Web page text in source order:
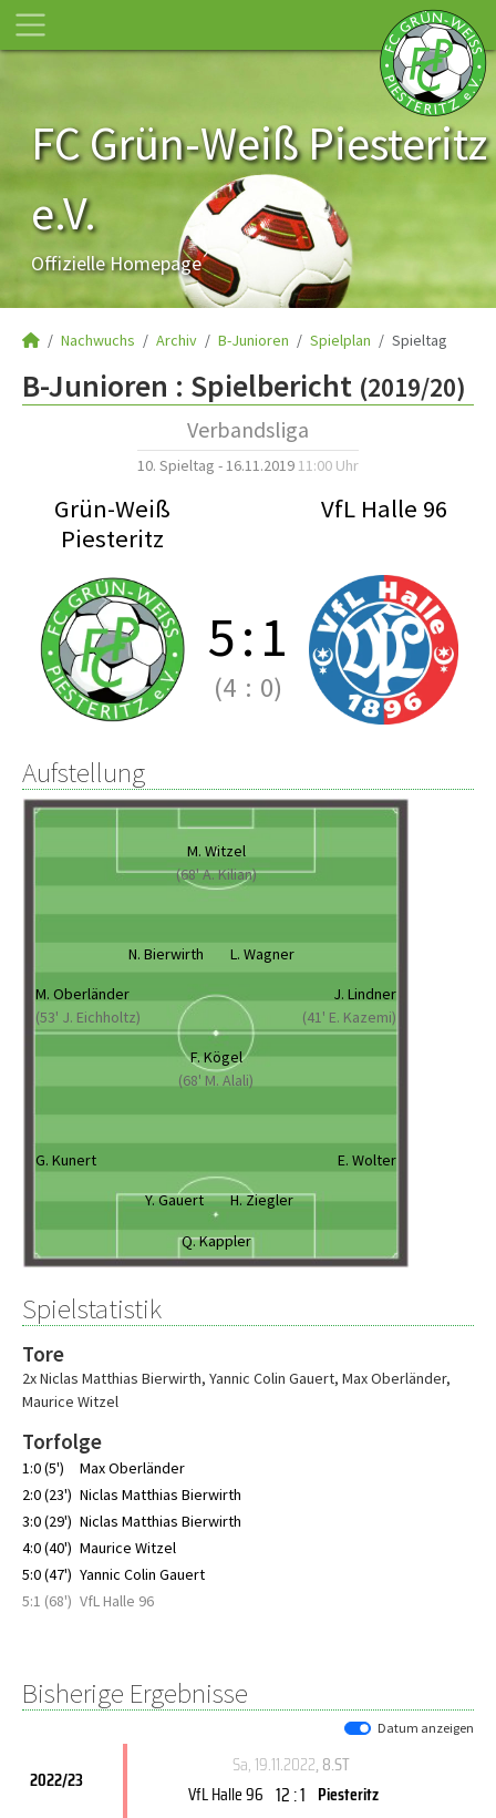
FC Grün-Weiß Piesteritz
e.V.
Offizielle Homepage
Nachwuchs Archiv B-Junioren Spielplan Spieltag
B-Junioren : Spielbericht (2019/20)
Verbandsliga
10. Spieltag - 16.11.2019 11:00 Uhr
Grün-Weiß
Piesteritz
VfL Halle 96
5:1
(4 : 0)
Aufstellung
M. Witzel
(68' A. Kilian)
N. Bierwirth
L. Wagner
M. Oberländer
(53' J. Eichholtz)
J. Lindner
(41' E. Kazemi)
F. Kögel
(68' M. Alali)
G. Kunert
E. Wolter
Y. Gauert
H. Ziegler
Q. Kappler
Spielstatistik
Tore
2x Niclas Matthias Bierwirth, Yannic Colin Gauert, Max Oberländer,
Maurice Witzel
Torfolge
1:0 (5')
Max Oberländer
2:0 (23') Niclas Matthias Bierwirth
3:0 (29') Niclas Matthias Bierwirth
4:0 (40') Maurice Witzel
5:0 (47') Yannic Colin Gauert
5:1 (68') VfL Halle 96
Bisherige Ergebnisse
Datum anzeigen
2022/23
Sa, 19.11.2022, 8.ST
VfL Halle 96 12 : 1 Piesteritz